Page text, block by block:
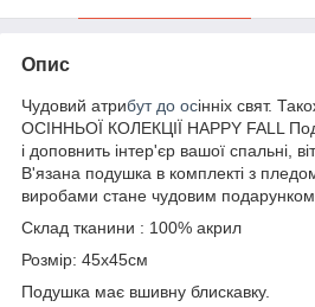
Опис
Чудовий атрибут до осінніх свят.
ОСІННЬОЇ КОЛЕКЦІЇ HAPPY FALL
і доповнить інтер'єр вашої спальні,
В'язана подушка в комплекті з
виробами стане чудовим подарунком
Склад тканини : 100% акрил
Розмір: 45х45см
Подушка має вшивну блискавку.